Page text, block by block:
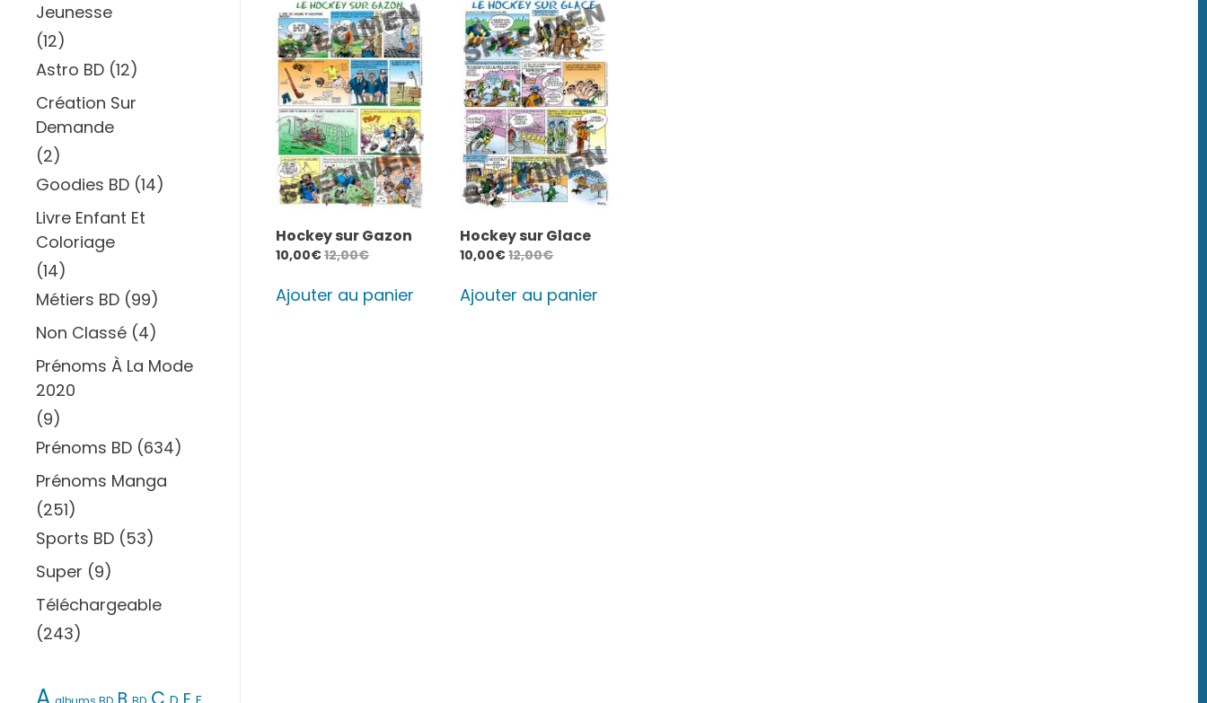
Hockey sur Gazon
10,00€12,00€
Ajouter au panier
Hockey sur Glace
10,00€12,00€
Ajouter au panier
Jeunesse
(12)
Astro BD (12)
Création Sur
Demande
(2)
Goodies BD (14)
Livre Enfant Et
Coloriage
(14)
Métiers BD (99)
Non Classé (4)
Prénoms À La Mode
2020
(9)
Prénoms BD (634)
Prénoms Manga
(251)
Sports BD (53)
Super (9)
Téléchargeable
(243)